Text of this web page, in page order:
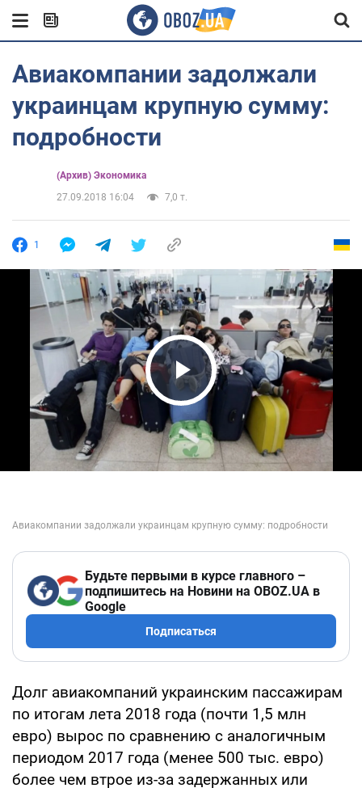
Авиакомпании задолжали
украинцам крупную сумму:
подробности
(Архив) Экономика
27.09.2018 16:04
7,0 т.
1
Play Video
Будьте первыми в курсе главного –
подпишитесь на Новини на OBOZ.UA в
Google
Подписаться
Долг авиакомпаний украинским пассажирам
по итогам лета 2018 года (почти 1,5 млн
евро) вырос по сравнению с аналогичным
периодом 2017 года (менее 500 тыс. евро)
более чем втрое из-за задержанных или